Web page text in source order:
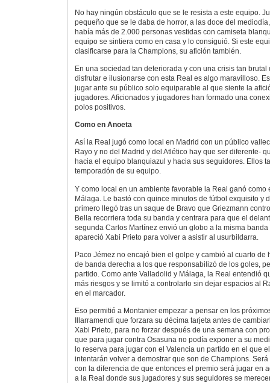
No hay ningún obstáculo que se le resista a este equipo.
pequeño que se le daba de horror, a las doce del
había más de 2.000 personas vestidas con camiseta
equipo se sintiera como en casa y lo consiguió. Si este
clasificarse para la Champions, su afición también.
En una sociedad tan deteriorada y con una crisis tan
disfrutar e ilusionarse con esta Real es algo maravilloso.
jugar ante su público solo equiparable al que siente la
jugadores. Aficionados y jugadores han formado una
polos positivos.
Como en Anoeta
Así la Real jugó como local en Madrid con un público
Rayo y no del Madrid y del Atlético hay que ser diferente-
hacia el equipo blanquiazul y hacia sus seguidores. Ellos
temporadón de su equipo.
Y como local en un ambiente favorable la Real ganó como
Málaga. Le bastó con quince minutos de fútbol exquisito y
primero llegó tras un saque de Bravo que Griezmann
Bella recorriera toda su banda y centrara para que el
segunda Carlos Martínez envió un globo a la misma
apareció Xabi Prieto para volver a asistir al usurbildarra.
Paco Jémez no encajó bien el golpe y cambió al cuarto de
de banda derecha a los que responsabilizó de los goles,
partido. Como ante Valladolid y Málaga, la Real entendió
más riesgos y se limitó a controlarlo sin dejar espacios al
en el marcador.
Eso permitió a Montanier empezar a pensar en los
Illarramendi que forzara su décima tarjeta antes de
Xabi Prieto, para no forzar después de una semana con
que para jugar contra Osasuna no podía exponer a su
lo reserva para jugar con el Valencia un partido en el que
intentarán volver a demostrar que son de Champions.
con la diferencia de que entonces el premio será jugar en
a la Real donde sus jugadores y sus seguidores se